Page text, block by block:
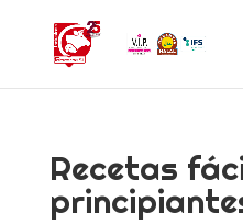
Recetas